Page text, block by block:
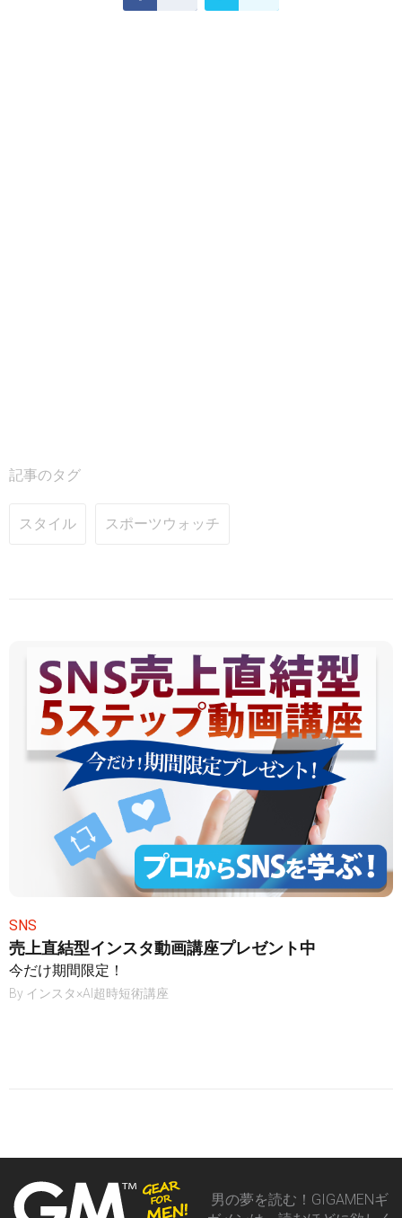
記事のタグ
スタイル スポーツウォッチ
SNS
売上直結型インスタ動画講座プレゼント中
今だけ期間限定！
By インスタ×AI超時短術講座
男の夢を読む！GIGAMENギ